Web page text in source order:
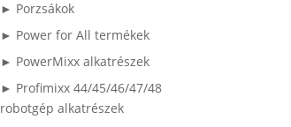
► Porzsákok
► Power for All termékek
► PowerMixx alkatrészek
► Profimixx 44/45/46/47/48
robotgép alkatrészek